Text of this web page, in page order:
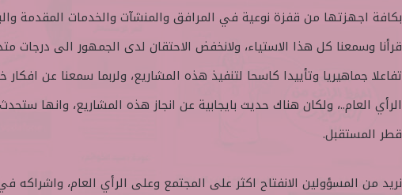
بكافة اجهزتها من قفزة نوعية في المرافق والمنشآت والخدمات المقدمة
قرأنا وسمعنا كل هذا الاستياء، ولانخفض الاحتقان لدى الجمهور الى درجات
تفاعلا جماهيريا وتأييدا كاسحا لتنفيذ هذه المشاريع، ولربما سمعنا عن
الرأي العام..، ولكان هناك حديث بايجابية عن انجاز هذه المشاريع، وانها
قطر المستقبل.
نريد من المسؤولين الانفتاح اكثر على المجتمع وعلى الرأي العام، واشراكه